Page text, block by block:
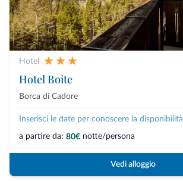
Hotel
Hotel Boite
Borca di Cadore
Inserisci le date per conoscere la disponibilità
a partire da: 80€ notte/persona
Vedi alloggio